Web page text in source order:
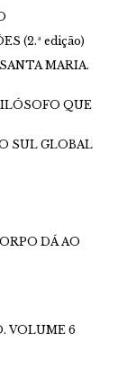
(2.ª edição)
MARIA.
QUE
SUL GLOBAL
DÁ AO
VOLUME 6